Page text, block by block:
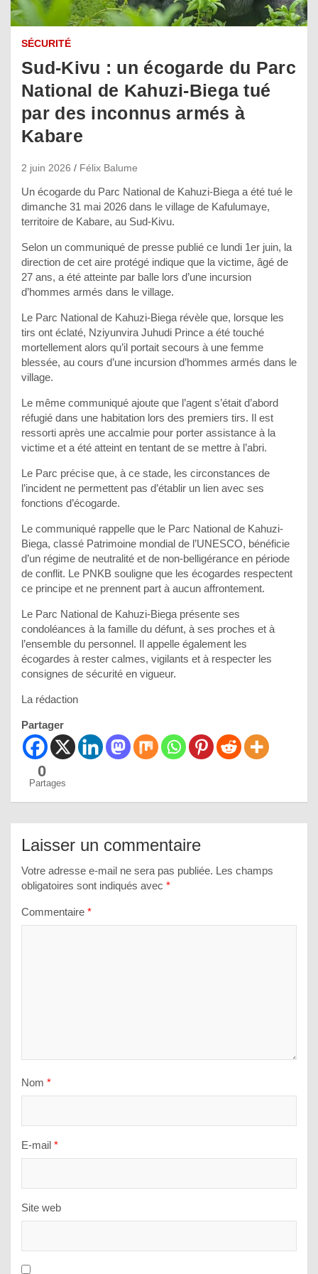
SÉCURITÉ
Sud-Kivu : un écogarde du Parc
National de Kahuzi-Biega tué
par des inconnus armés à
Kabare
2 juin 2026 Félix Balume
Un écogarde du Parc National de Kahuzi-Biega a été tué le
dimanche 31 mai 2026 dans le village de Kafulumaye,
territoire de Kabare, au Sud-Kivu.
Selon un communiqué de presse publié ce lundi 1er juin, la
direction de cet aire protégé indique que la victime, âgé de
27 ans, a été atteinte par balle lors d’une incursion
d’hommes armés dans le village.
Le Parc National de Kahuzi-Biega révèle que, lorsque les
tirs ont éclaté, Nziyunvira Juhudi Prince a été touché
mortellement alors qu’il portait secours à une femme
blessée, au cours d’une incursion d’hommes armés dans le
village.
Le même communiqué ajoute que l’agent s’était d’abord
réfugié dans une habitation lors des premiers tirs. Il est
ressorti après une accalmie pour porter assistance à la
victime et a été atteint en tentant de se mettre à l’abri.
Le Parc précise que, à ce stade, les circonstances de
l’incident ne permettent pas d’établir un lien avec ses
fonctions d’écogarde.
Le communiqué rappelle que le Parc National de Kahuzi-
Biega, classé Patrimoine mondial de l’UNESCO, bénéficie
d’un régime de neutralité et de non-belligérance en période
de conflit. Le PNKB souligne que les écogardes respectent
ce principe et ne prennent part à aucun affrontement.
Le Parc National de Kahuzi-Biega présente ses
condoléances à la famille du défunt, à ses proches et à
l’ensemble du personnel. Il appelle également les
écogardes à rester calmes, vigilants et à respecter les
consignes de sécurité en vigueur.
La rédaction
Partager
0
Partages
Laisser un commentaire
Votre adresse e-mail ne sera pas publiée. Les champs
obligatoires sont indiqués avec *
Commentaire *
Nom *
E-mail *
Site web